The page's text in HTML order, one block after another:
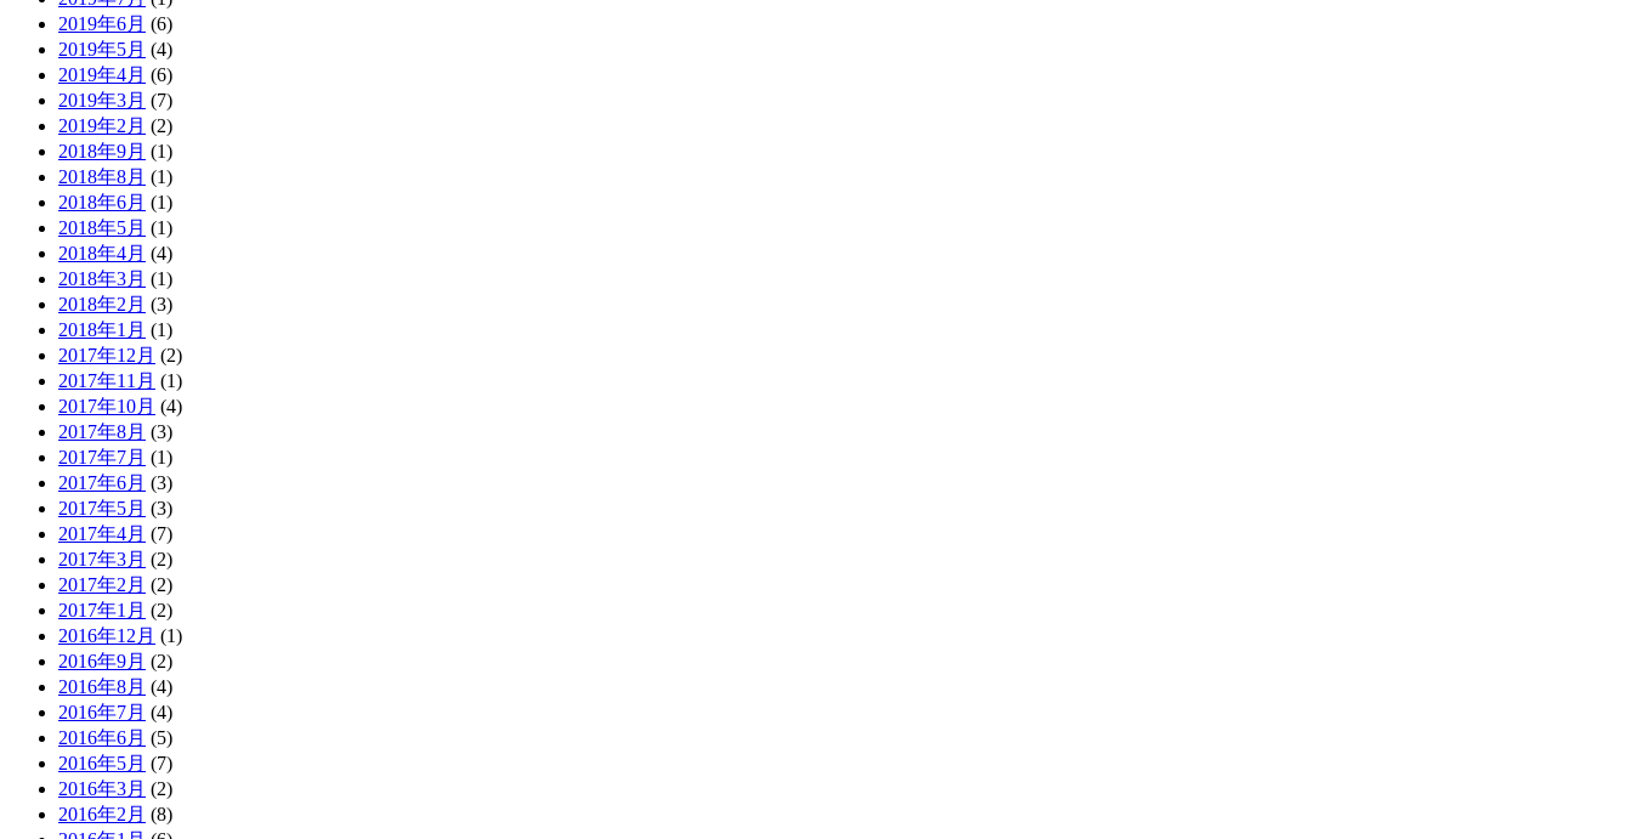
2019年6月 (6)
2019年5月 (4)
2019年4月 (6)
2019年3月 (7)
2019年2月 (2)
2018年9月 (1)
2018年8月 (1)
2018年6月 (1)
2018年5月 (1)
2018年4月 (4)
2018年3月 (1)
2018年2月 (3)
2018年1月 (1)
2017年12月 (2)
2017年11月 (1)
2017年10月 (4)
2017年8月 (3)
2017年7月 (1)
2017年6月 (3)
2017年5月 (3)
2017年4月 (7)
2017年3月 (2)
2017年2月 (2)
2017年1月 (2)
2016年12月 (1)
2016年9月 (2)
2016年8月 (4)
2016年7月 (4)
2016年6月 (5)
2016年5月 (7)
2016年3月 (2)
2016年2月 (8)